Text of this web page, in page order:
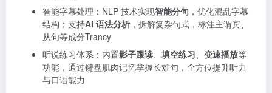
智能字幕处理：NLP 技术实现智能分句 ，优化混乱字幕
结构；支持AI 语法分析 ，拆解复杂句式，标注主谓宾、
从句等成分Trancy
听说练习体系：内置影子跟读 填空练习 变速播放等
功能，通过键盘肌肉记忆掌握长难句，全方位提升听力
与口语能力